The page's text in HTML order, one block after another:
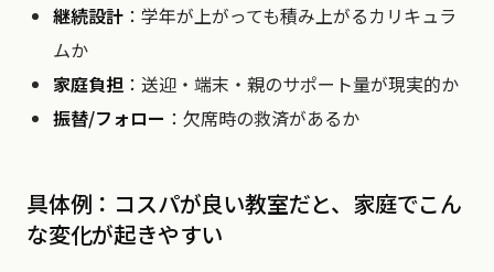
継続設計 ：学年が上がっても積み上がるカリキュラ
ムか
家庭負担 ：送迎・端末・親のサポート量が現実的か
振替/フォロー ：欠席時の救済があるか
具体例：コスパが良い教室だと、家庭でこん
な変化が起きやすい